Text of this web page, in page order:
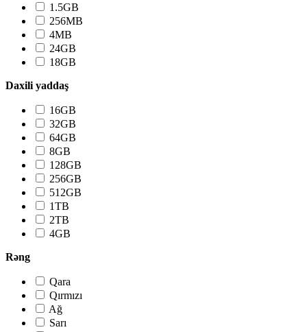
1.5GB
256MB
4MB
24GB
18GB
Daxili yaddaş
16GB
32GB
64GB
8GB
128GB
256GB
512GB
1TB
2TB
4GB
Rəng
Qara
Qırmızı
Ağ
Sarı